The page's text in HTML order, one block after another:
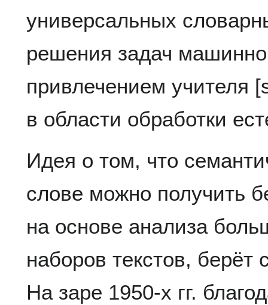
универсальных
решения задач
привлечением учителя
в области обработки
Идея о том, что
слове можно получить
на основе анализа
наборов текстов,
На заре 1950-х гг.